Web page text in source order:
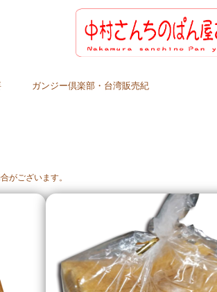
ガンジー倶楽部・台湾販売紀
がございます。